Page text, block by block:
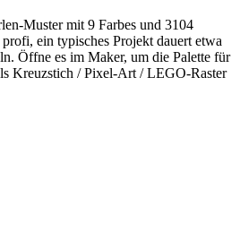
Muster mit 9 Farbes und 3104
ein typisches Projekt dauert etwa
Öffne es im Maker, um die Palette für
Kreuzstich / Pixel-Art / LEGO-Raster